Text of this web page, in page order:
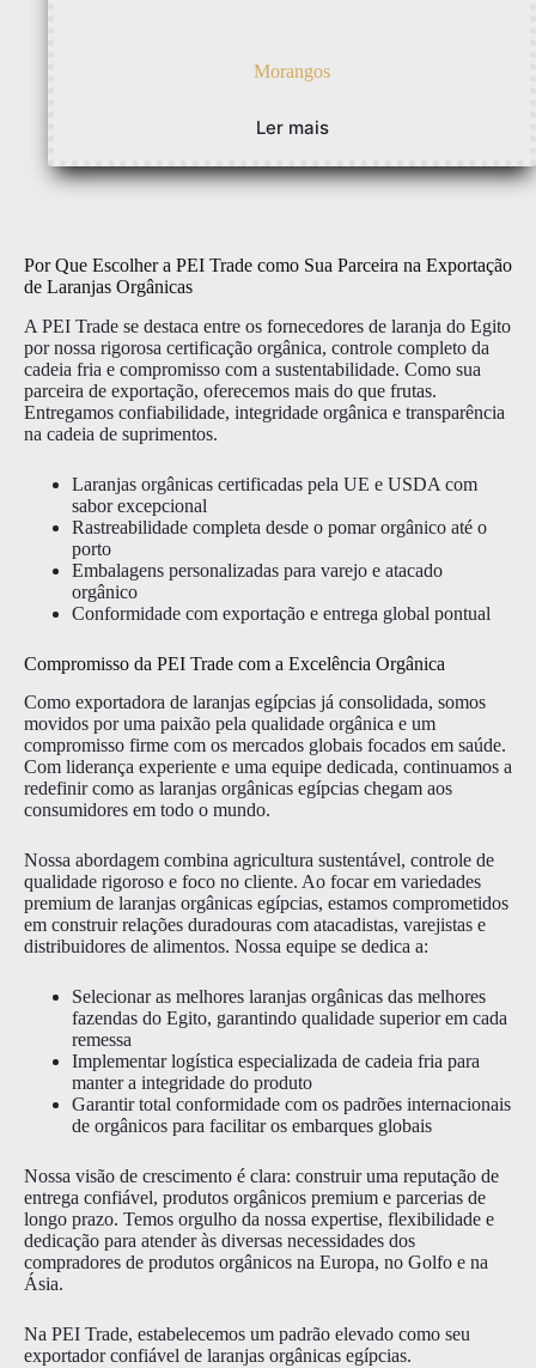
Morangos
Ler mais
Por Que Escolher a PEI Trade como Sua Parceira na Exportação
de Laranjas Orgânicas
A PEI Trade se destaca entre os fornecedores de laranja do Egito
por nossa rigorosa certificação orgânica, controle completo da
cadeia fria e compromisso com a sustentabilidade. Como sua
parceira de exportação, oferecemos mais do que frutas.
Entregamos confiabilidade, integridade orgânica e transparência
na cadeia de suprimentos.
Laranjas orgânicas certificadas pela UE e USDA com
sabor excepcional
Rastreabilidade completa desde o pomar orgânico até o
porto
Embalagens personalizadas para varejo e atacado
orgânico
Conformidade com exportação e entrega global pontual
Compromisso da PEI Trade com a Excelência Orgânica
Como exportadora de laranjas egípcias já consolidada, somos
movidos por uma paixão pela qualidade orgânica e um
compromisso firme com os mercados globais focados em saúde.
Com liderança experiente e uma equipe dedicada, continuamos a
redefinir como as laranjas orgânicas egípcias chegam aos
consumidores em todo o mundo.
Nossa abordagem combina agricultura sustentável, controle de
qualidade rigoroso e foco no cliente. Ao focar em variedades
premium de laranjas orgânicas egípcias, estamos comprometidos
em construir relações duradouras com atacadistas, varejistas e
distribuidores de alimentos. Nossa equipe se dedica a:
Selecionar as melhores laranjas orgânicas das melhores
fazendas do Egito, garantindo qualidade superior em cada
remessa
Implementar logística especializada de cadeia fria para
manter a integridade do produto
Garantir total conformidade com os padrões internacionais
de orgânicos para facilitar os embarques globais
Nossa visão de crescimento é clara: construir uma reputação de
entrega confiável, produtos orgânicos premium e parcerias de
longo prazo. Temos orgulho da nossa expertise, flexibilidade e
dedicação para atender às diversas necessidades dos
compradores de produtos orgânicos na Europa, no Golfo e na
Ásia.
Na PEI Trade, estabelecemos um padrão elevado como seu
exportador confiável de laranjas orgânicas egípcias.